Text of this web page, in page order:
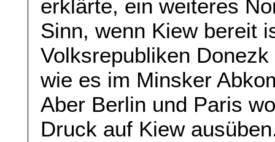
erklärte, ein weiteres
Sinn, wenn Kiew bereit
Volksrepubliken
wie es im Minsker
Aber Berlin und Paris
Druck auf Kiew